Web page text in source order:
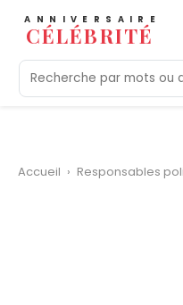
ANNIVERSAIRE
CÉLÉBRITÉ
Aujourd'hui
Accueil › Responsables